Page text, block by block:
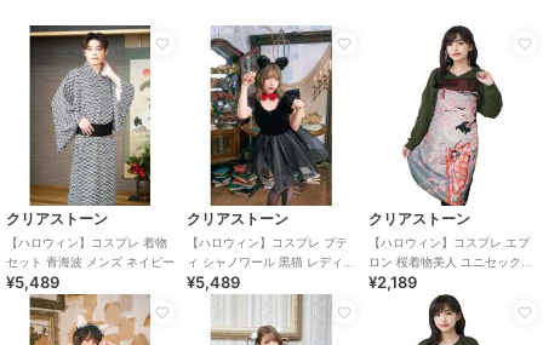
クリアストーン
【ハロウィン】コスプレ 着物
セット 青海波 メンズ ネイビー
¥5,489
クリアストーン
【ハロウィン】コスプレ プテ
ィ シャノワール 黒猫 レディー
ス ブラック ハロウィン
¥5,489
クリアストーン
【ハロウィン】コスプレ エプ
ロン 桜着物美人 ユニセックス
ピンク
¥2,189